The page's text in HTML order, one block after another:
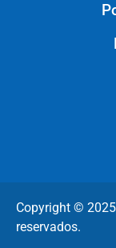
Copyright ©
reservados.